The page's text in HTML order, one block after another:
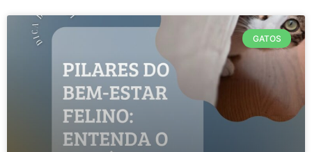
GATOS